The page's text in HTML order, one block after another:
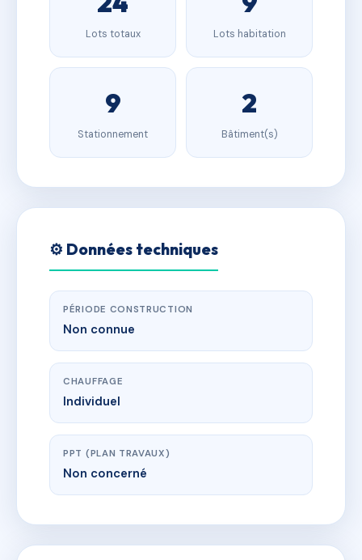
Lots totaux Lots habitation
9
Stationnement
2
Bâtiment(s)
⚙️ Données techniques
PÉRIODE CONSTRUCTION
Non connue
CHAUFFAGE
Individuel
PPT (PLAN TRAVAUX)
Non concerné